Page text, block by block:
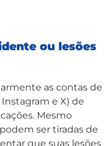
ou lesões
as contas de
e X) de
Mesmo
ser tiradas de
que suas lesões